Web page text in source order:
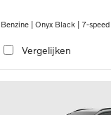
Benzine | Onyx Black | 7-
Vergelijken